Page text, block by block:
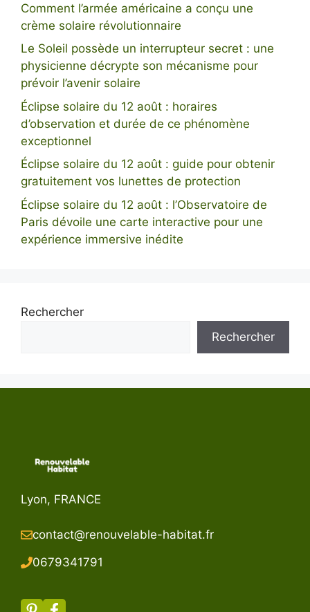
Comment l’armée américaine a conçu une
crème solaire révolutionnaire
Le Soleil possède un interrupteur secret : une
physicienne décrypte son mécanisme pour
prévoir l’avenir solaire
Éclipse solaire du 12 août : horaires
d’observation et durée de ce phénomène
exceptionnel
Éclipse solaire du 12 août : guide pour obtenir
gratuitement vos lunettes de protection
Éclipse solaire du 12 août : l’Observatoire de
Paris dévoile une carte interactive pour une
expérience immersive inédite
Rechercher
Rechercher
Lyon, FRANCE
contact@renouvelable-habitat.fr
0679341791